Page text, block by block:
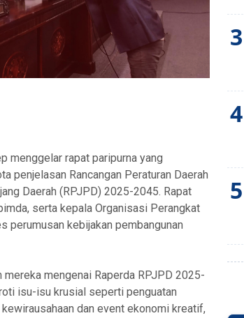
menggelar rapat paripurna yang
penjelasan Rancangan Peraturan Daerah
Daerah (RPJPD) 2025-2045. Rapat
serta kepala Organisasi Perangkat
perumusan kebijakan pembangunan
mengenai Raperda RPJPD 2025-
isu-isu krusial seperti penguatan
dan event ekonomi kreatif,
3
4
5